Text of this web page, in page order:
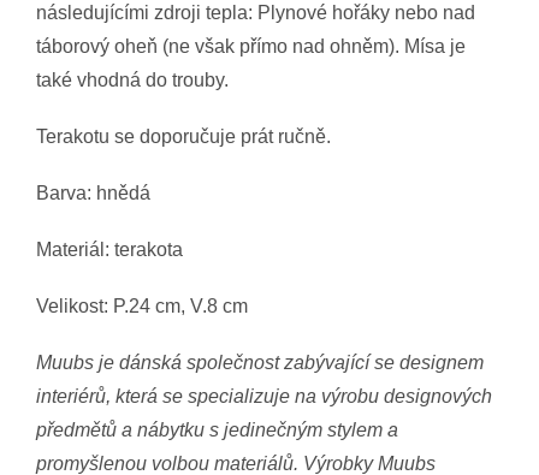
následujícími zdroji tepla: Plynové hořáky nebo nad
táborový oheň (ne však přímo nad ohněm). Mísa je
také vhodná do trouby.
Terakotu se doporučuje prát ručně.
Barva: hnědá
Materiál: terakota
Velikost: P.24 cm, V.8 cm
Muubs je dánská společnost zabývající se designem
interiérů, která se specializuje na výrobu designových
předmětů a nábytku s jedinečným stylem a
promyšlenou volbou materiálů. Výrobky Muubs